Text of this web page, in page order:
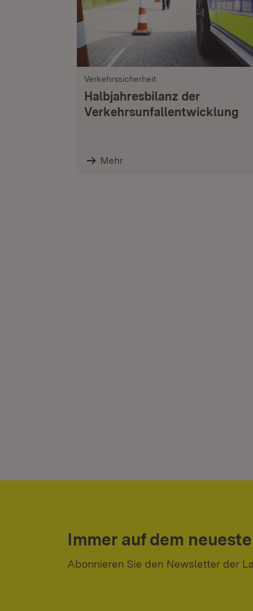
Verkehrssicherheit
Halbjahresbilanz der
Verkehrsunfallentwicklung
Mehr
Immer auf dem
Abonnieren Sie den Newsletter der